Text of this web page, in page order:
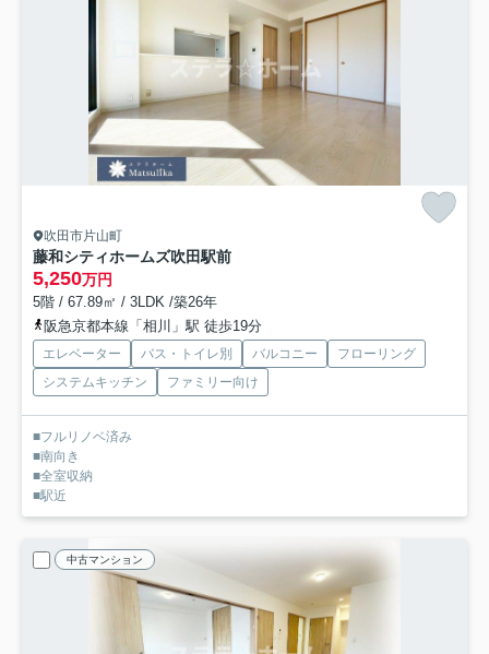
吹田市片山町
藤和シティホームズ吹田駅前
5,250万円
5階 / 67.89㎡ / 3LDK /築26年
阪急京都本線「相川」駅 徒歩19分
エレベーター バス・トイレ別 バルコニー
フローリング
システムキッチン
ファミリー向け
■フルリノベ済み
■南向き
■全室収納
■駅近
中古マンション